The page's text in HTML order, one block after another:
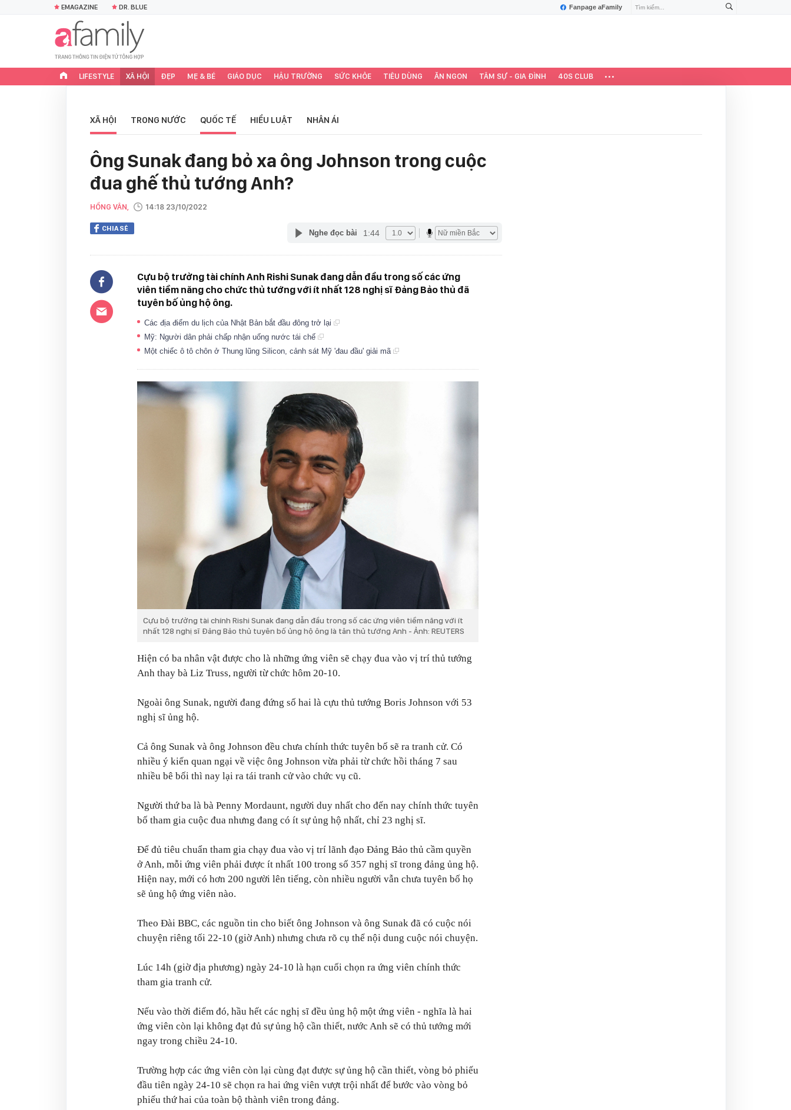
Fanpage aFamily
EMAGAZINE DR. BLUE
LIFESTYLE XÃ HỘI ĐẸP MẸ & BÉ GIÁO DỤC HẬU TRƯỜNG SỨC KHỎE TIÊU DÙNG ĂN NGON TÂM SỰ - GIA ĐÌNH 40S CLUB
XÃ HỘI TRONG NƯỚC QUỐC TẾ HIỂU LUẬT NHÂN ÁI
Ông Sunak đang bỏ xa ông Johnson trong cuộc
đua ghế thủ tướng Anh?
HỒNG VÂN, 14:18 23/10/2022
CHIA SẺ Nghe đọc bài 1:44
Cựu bộ trưởng tài chính Anh Rishi Sunak đang dẫn đầu trong số các ứng
viên tiềm năng cho chức thủ tướng với ít nhất 128 nghị sĩ Đảng Bảo thủ đã
tuyên bố ủng hộ ông.
Các địa điểm du lịch của Nhật Bản bắt đầu đông trở lại
Mỹ: Người dân phải chấp nhận uống nước tái chế
Một chiếc ô tô chôn ở Thung lũng Silicon, cảnh sát Mỹ 'đau đầu' giải mã
Cựu bộ trưởng tài chính Rishi Sunak đang dẫn đầu trong số các ứng viên tiềm năng với ít
nhất 128 nghị sĩ Đảng Bảo thủ tuyên bố ủng hộ ông là tân thủ tướng Anh - Ảnh: REUTERS
Hiện có ba nhân vật được cho là những ứng viên sẽ chạy đua vào vị trí thủ tướng
Anh thay bà Liz Truss, người từ chức hôm 20-10.
Ngoài ông Sunak, người đang đứng số hai là cựu thủ tướng Boris Johnson với 53
nghị sĩ ủng hộ.
Cả ông Sunak và ông Johnson đều chưa chính thức tuyên bố sẽ ra tranh cử. Có
nhiều ý kiến quan ngại về việc ông Johnson vừa phải từ chức hồi tháng 7 sau
nhiều bê bối thì nay lại ra tái tranh cử vào chức vụ cũ.
Người thứ ba là bà Penny Mordaunt, người duy nhất cho đến nay chính thức tuyên
bố tham gia cuộc đua nhưng đang có ít sự ủng hộ nhất, chỉ 23 nghị sĩ.
Để đủ tiêu chuẩn tham gia chạy đua vào vị trí lãnh đạo Đảng Bảo thủ cầm quyền
ở Anh, mỗi ứng viên phải được ít nhất 100 trong số 357 nghị sĩ trong đảng ủng hộ.
Hiện nay, mới có hơn 200 người lên tiếng, còn nhiều người vẫn chưa tuyên bố họ
sẽ ủng hộ ứng viên nào.
Theo Đài BBC, các nguồn tin cho biết ông Johnson và ông Sunak đã có cuộc nói
chuyện riêng tối 22-10 (giờ Anh) nhưng chưa rõ cụ thể nội dung cuộc nói chuyện.
Lúc 14h (giờ địa phương) ngày 24-10 là hạn cuối chọn ra ứng viên chính thức
tham gia tranh cử.
Nếu vào thời điểm đó, hầu hết các nghị sĩ đều ủng hộ một ứng viên - nghĩa là hai
ứng viên còn lại không đạt đủ sự ủng hộ cần thiết, nước Anh sẽ có thủ tướng mới
ngay trong chiều 24-10.
Trường hợp các ứng viên còn lại cùng đạt được sự ủng hộ cần thiết, vòng bỏ phiếu
đầu tiên ngày 24-10 sẽ chọn ra hai ứng viên vượt trội nhất để bước vào vòng bỏ
phiếu thứ hai của toàn bộ thành viên trong đảng.